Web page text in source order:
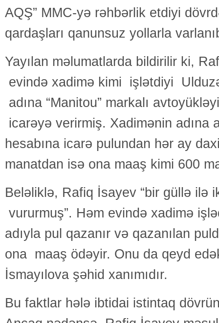
AQŞ” MMC-yə rəhbərlik etdiyi
qardaşları qanunsuz yollarla
Yayılan məlumatlarda bildirilir ki,
evində xadimə kimi işlətdiyi
adına “Manitou” markalı
icarəyə verirmiş. Xadimənin adına
hesabına icarə pulundan hər ay
manatdan isə ona maaş kimi 600
Beləliklə, Rafiq İsayev “bir güllə ilə
vururmuş”. Həm evində xadimə
adıyla pul qazanır və qazanılan
ona maaş ödəyir. Onu da qeyd
İsmayılova şəhid xanımıdır.
Bu faktlar hələ ibtidai istintaq